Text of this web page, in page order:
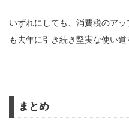
いずれにしても、消費税のアッ
も去年に引き続き堅実な使い
まとめ